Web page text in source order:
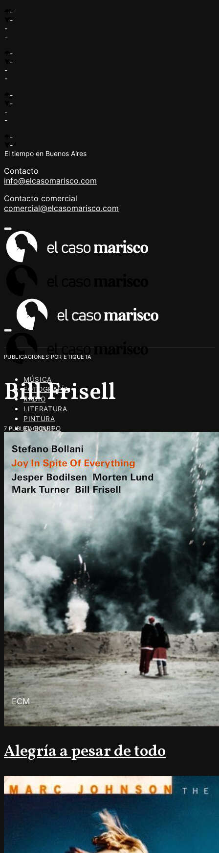
-
-
-
-
-
-
-
-
-
-
-
-
-
-
El tiempo en Buenos Aires
Contacto
info@elcasomarisco.com
Contacto comercial
comercial@elcasomarisco.com
MÚSICA
FOTOGRAFÍA
RADIO
LITERATURA
PINTURA
EL EQUIPO
PUBLICACIONES POR ETIQUETA
Bill Frisell
7 PUBLICACIONES
Alegría a pesar de todo